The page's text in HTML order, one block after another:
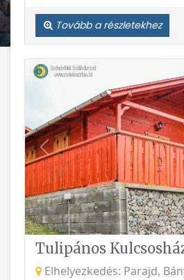
Tovább a részletekhez
Vissza
Tulipános
Elhelyezkedés: Parajd,